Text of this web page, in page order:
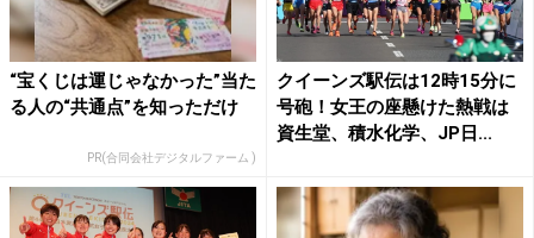
“宝くじは運じゃなかった”当た
る人の“共通点”を知っただけ
PR(合同会社デジタルファーム )
クイーンズ駅伝は12時15分に
号砲！女王の座懸けた熱戦は
資生堂、積水化学、JP日...